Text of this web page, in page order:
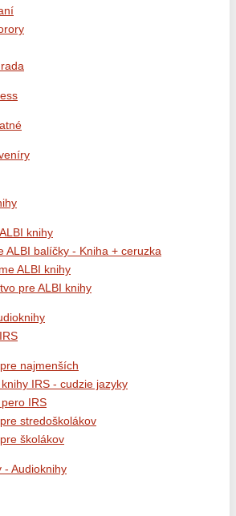
knihy
ALBI balíčky - Kniha + ceruzka
ALBI knihy
pre ALBI knihy
najmenších
IRS - cudzie jazyky
IRS
stredoškolákov
školákov
- Audioknihy